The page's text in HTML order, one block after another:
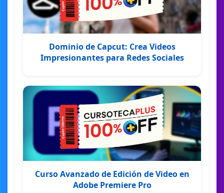
Dominio de Capcut: Crea Videos
Impresionantes para Redes Sociales
Curso Avanzado de Edición de Video en
Adobe Premiere Pro